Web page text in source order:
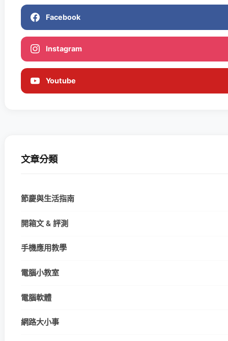
Facebook
Instagram
Youtube
文章分類
節慶與生活指南
開箱文 & 評測
手機應用教學
電腦小教室
電腦軟體
網路大小事